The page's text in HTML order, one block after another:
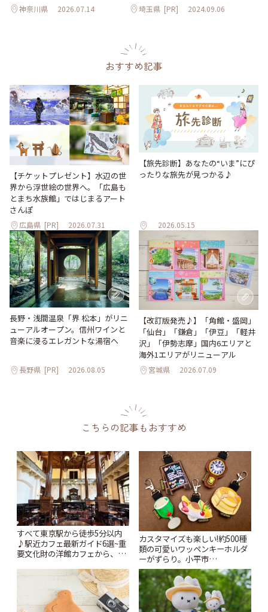
神奈川県 2026.07.14 埼玉県 [PR] 2024.09.06
おすすめ記事
【チケットプレゼント】水辺の世
界から浮世絵の世界へ。「広島も
とまち水族館」ではじまるアート
さんぽ
広島県 [PR] 2026.07.31
【旅先診断】あなたの“いま”にぴ
ったりな旅先が見つかる♪
2026.05.15
長野・浅間温泉「界 松本」がリニ
ューアルオープン。信州ワインと
音楽に浸るエレガントな湯宿へ
長野県 [PR] 2026.08.05
【改訂版発売♪】「角館・盛岡」
「仙台」「鎌倉」「伊豆」「軽井
沢」「伊勢志摩」国内6エリアと
海外1エリアがリニューアル
宮城県 2026.07.09
こちらの記事もおすすめ
すべて東京駅から徒歩5分以内
♪駅近カフェ最新ガイド6選~重
要文化財の洋館カフェから、改
カスタマイズも楽しい!約500種
類の可愛いワッペンキーホルダ
ーがずらり。小平市
「Kimamaya T&K」 | ことりっ
ぷ